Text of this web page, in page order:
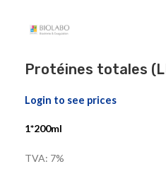
Protéines totales
Login to see prices
1*200ml
TVA: 7%